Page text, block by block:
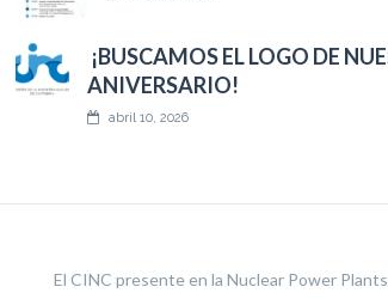
¡BUSCAMOS EL LOGO DE
ANIVERSARIO!
abril 10, 2026
El CINC presente en la Nuclear Power